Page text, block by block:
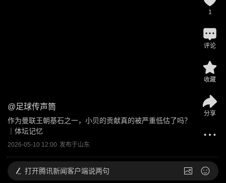
@足球传声筒
作为曼联王朝基石之一，小贝的贡献真的被严重低估了吗？
｜体坛记忆
2026-05-10 12:00 发布于山东
1
评论
收藏
分享
打开腾讯新闻客户端说两句